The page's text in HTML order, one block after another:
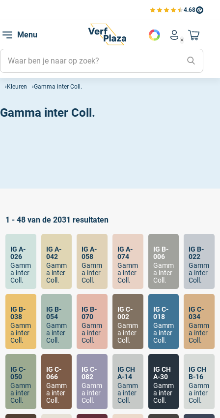
4.68
Bekijk de verfplaza
Menu
Account
Mijn
Mijn
Mijn
Naar
Kleuren Gamma inter Coll.
Gamma inter Coll.
1 - 48 van de 2031 resultaten
IG A-
026
Gamm
a inter
Coll.
IG A-
042
Gamm
a inter
Coll.
IG A-
058
Gamm
a inter
Coll.
IG A-
074
Gamm
a inter
Coll.
IG B-
006
Gamm
a inter
Coll.
IG B-
022
Gamm
a inter
Coll.
IG B-
038
Gamm
a inter
Coll.
IG B-
054
Gamm
a inter
Coll.
IG B-
070
Gamm
a inter
Coll.
IG C-
002
Gamm
a inter
Coll.
IG C-
018
Gamm
a inter
Coll.
IG C-
034
Gamm
a inter
Coll.
IG C-
050
Gamm
a inter
Coll.
IG C-
066
Gamm
a inter
Coll.
IG C-
082
Gamm
a inter
Coll.
IG CH
A-14
Gamm
a inter
Coll.
IG CH
A-30
Gamm
a inter
Coll.
IG CH
B-16
Gamm
a inter
Coll.